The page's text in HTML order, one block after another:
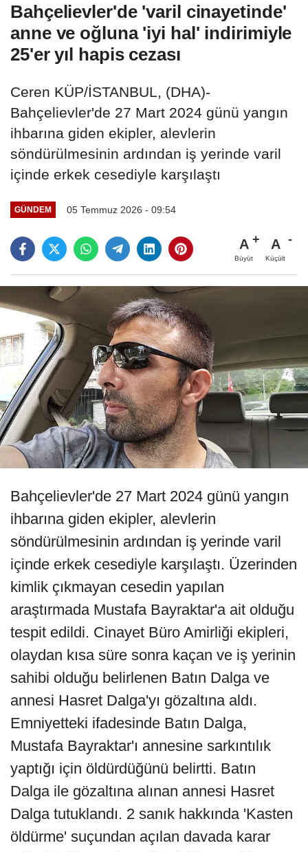
Bahçelievler'de 'varil cinayetinde'
anne ve oğluna 'iyi hal' indirimiyle
25'er yıl hapis cezası
Ceren KÜP/İSTANBUL, (DHA)-
Bahçelievler'de 27 Mart 2024 günü yangın
ihbarına giden ekipler, alevlerin
söndürülmesinin ardından iş yerinde varil
içinde erkek cesediyle karşılaştı
GÜNDEM 05 Temmuz 2026 - 09:54
A
Büyüt
A
Küçült
Bahçelievler'de 27 Mart 2024 günü yangın
ihbarına giden ekipler, alevlerin
söndürülmesinin ardından iş yerinde varil
içinde erkek cesediyle karşılaştı. Üzerinden
kimlik çıkmayan cesedin yapılan
araştırmada Mustafa Bayraktar'a ait olduğu
tespit edildi. Cinayet Büro Amirliği ekipleri,
olaydan kısa süre sonra kaçan ve iş yerinin
sahibi olduğu belirlenen Batın Dalga ve
annesi Hasret Dalga'yı gözaltına aldı.
Emniyetteki ifadesinde Batın Dalga,
Mustafa Bayraktar'ı annesine sarkıntılık
yaptığı için öldürdüğünü belirtti. Batın
Dalga ile gözaltına alınan annesi Hasret
Dalga tutuklandı. 2 sanık hakkında 'Kasten
öldürme' suçundan açılan davada karar